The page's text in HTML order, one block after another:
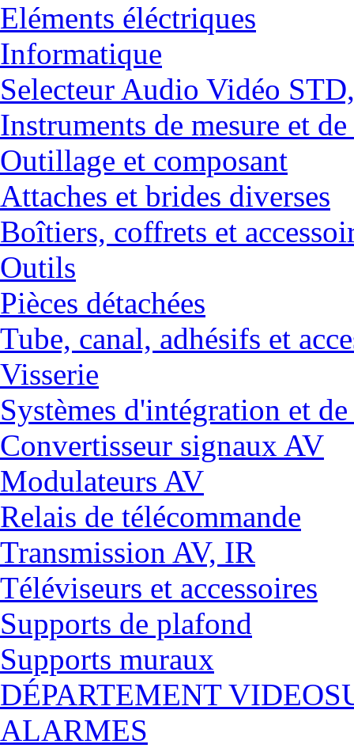
Eléments éléctriques
Informatique
Selecteur Audio Vidéo
Instruments de mesure et
Outillage et composant
Attaches et brides diverses
Boîtiers, coffrets et
Outils
Pièces détachées
Tube, canal, adhésifs et
Visserie
Systèmes d'intégration et
Convertisseur signaux AV
Modulateurs AV
Relais de télécommande
Transmission AV, IR
Téléviseurs et accessoires
Supports de plafond
Supports muraux
DÉPARTEMENT
ALARMES